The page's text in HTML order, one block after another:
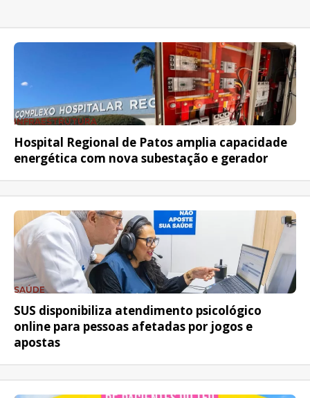
INFRAESTRUTURA
Hospital Regional de Patos amplia capacidade
energética com nova subestação e gerador
SAÚDE
SUS disponibiliza atendimento psicológico
online para pessoas afetadas por jogos e
apostas